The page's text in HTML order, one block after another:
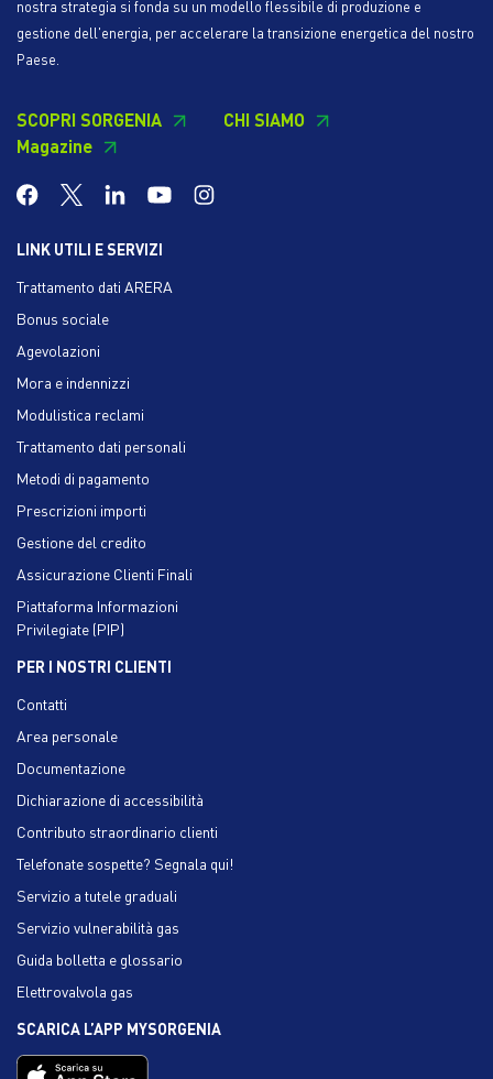
nostra strategia si fonda su un modello flessibile di produzione e
gestione dell'energia, per accelerare la transizione energetica del nostro
Paese.
SCOPRI SORGENIA
CHI SIAMO
Magazine
LINK UTILI E SERVIZI
Trattamento dati ARERA
Bonus sociale
Agevolazioni
Mora e indennizzi
Modulistica reclami
Trattamento dati personali
Metodi di pagamento
Prescrizioni importi
Gestione del credito
Assicurazione Clienti Finali
Piattaforma Informazioni
Privilegiate (PIP)
PER I NOSTRI CLIENTI
Contatti
Area personale
Documentazione
Dichiarazione di accessibilità
Contributo straordinario clienti
Telefonate sospette? Segnala qui!
Servizio a tutele graduali
Servizio vulnerabilità gas
Guida bolletta e glossario
Elettrovalvola gas
SCARICA L’APP MYSORGENIA